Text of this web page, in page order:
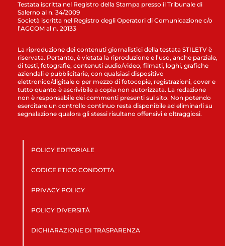
Testata iscritta nel Registro della Stampa presso il Tribunale di
Salerno al n. 34/2009
Società iscritta nel Registro degli Operatori di Comunicazione c/o
l’AGCOM al n. 20133
La riproduzione dei contenuti giornalistici della testata STILETV è
riservata. Pertanto, è vietata la riproduzione e l’uso, anche parziale,
di testi, fotografie, contenuti audio/video, filmati, loghi, grafiche
aziendali e pubblicitarie, con qualsiasi dispositivo
elettronico/digitale o per mezzo di fotocopie, registrazioni, cover e
tutto quanto è ascrivibile a copia non autorizzata. La redazione
non è responsabile dei commenti presenti sul sito. Non potendo
esercitare un controllo continuo resta disponibile ad eliminarli su
segnalazione qualora gli stessi risultano offensivi e oltraggiosi.
POLICY EDITORIALE
CODICE ETICO CONDOTTA
PRIVACY POLICY
POLICY DIVERSITÀ
DICHIARAZIONE DI TRASPARENZA